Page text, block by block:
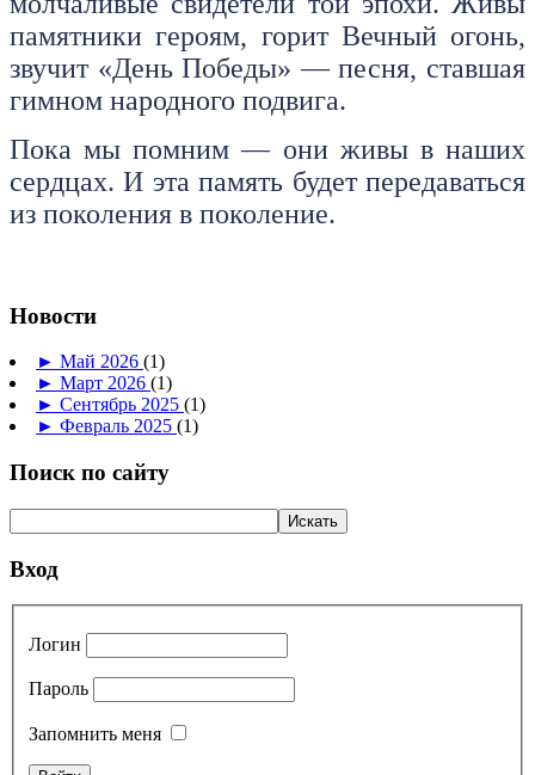
памятники героям, горит Вечный огонь,
звучит «День Победы» — песня, ставшая
гимном народного подвига.
Пока мы помним — они живы в наших
сердцах. И эта память будет передаваться
из поколения в поколение.
Новости
► Май 2026 (1)
► Март 2026 (1)
► Сентябрь 2025 (1)
► Февраль 2025 (1)
Поиск по сайту
Вход
Логин
Пароль
Запомнить меня